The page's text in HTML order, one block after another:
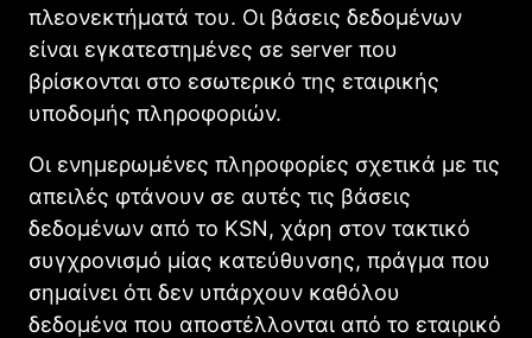
πλεονεκτήματά του. Οι βάσεις δεδομένων
είναι εγκατεστημένες σε server που
βρίσκονται στο εσωτερικό της εταιρικής
υποδομής πληροφοριών.
Οι ενημερωμένες πληροφορίες σχετικά με τις
απειλές φτάνουν σε αυτές τις βάσεις
δεδομένων από το KSN, χάρη στον τακτικό
συγχρονισμό μίας κατεύθυνσης, πράγμα που
σημαίνει ότι δεν υπάρχουν καθόλου
δεδομένα που αποστέλλονται από το εταιρικό